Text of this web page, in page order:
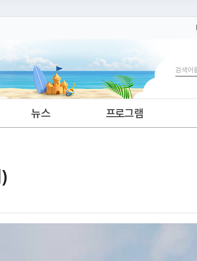
면 아래 URL에서 도메인 주소를 확인해 보세요
검색
뉴스 프로그램